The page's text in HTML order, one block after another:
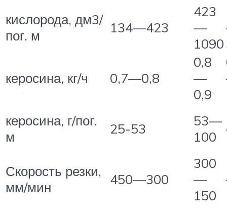
кислорода, дм3/
пог. м
134—423
423
—
1090
керосина, кг/ч 0,7—0,8
0,8
—
0,9
керосина, г/пог.
м
25-53
53—
100
Скорость резки,
мм/мин
450—300
300
—
150